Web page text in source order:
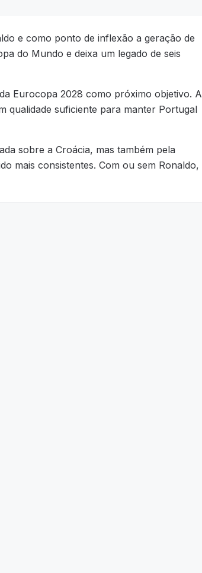
e como ponto de inflexão a geração de
do Mundo e deixa um legado de seis
Eurocopa 2028 como próximo objetivo. A
qualidade suficiente para manter Portugal
sobre a Croácia, mas também pela
mais consistentes. Com ou sem Ronaldo,